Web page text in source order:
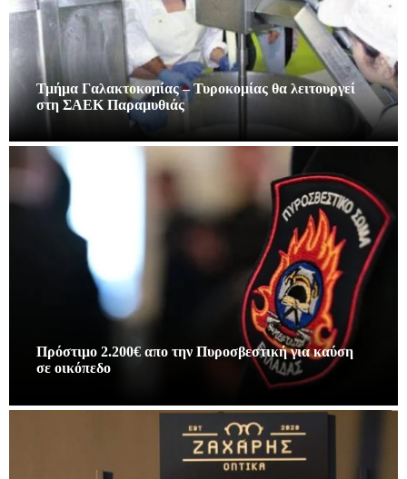
Τμήμα Γαλακτοκομίας – Τυροκομίας θα λειτουργεί
στη ΣΑΕΚ Παραμυθιάς
Πρόστιμο 2.200€ απο την Πυροσβεστική για καύση
σε οικόπεδο